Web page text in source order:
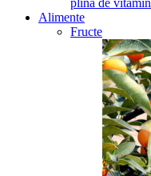
Alimente
Fructe